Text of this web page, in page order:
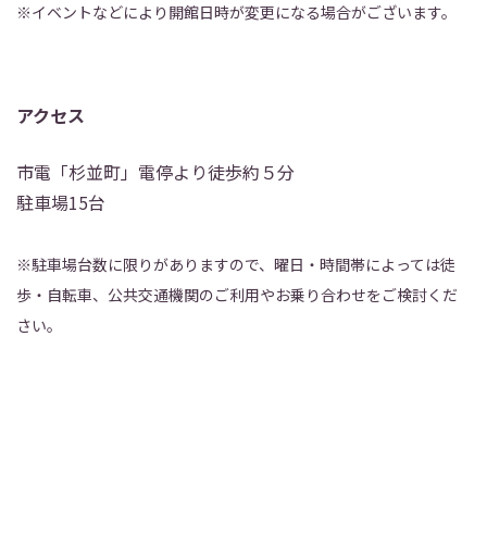
※イベントなどにより開館日時が変更になる場合がございます。
アクセス
市電「杉並町」電停より徒歩約５分
駐車場15台
※駐車場台数に限りがありますので、曜日・時間帯によっては徒
歩・自転車、公共交通機関のご利用やお乗り合わせをご検討くだ
さい。